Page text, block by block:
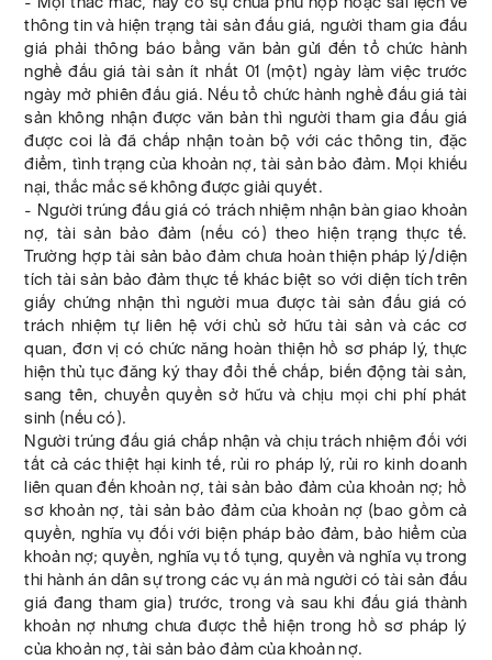
thông tin và hiện trạng tài sản đấu giá, người tham gia đấu
giá phải thông báo bằng văn bản gửi đến tổ chức hành
nghề đấu giá tài sản ít nhất 01 (một) ngày làm việc trước
ngày mở phiên đấu giá. Nếu tổ chức hành nghề đấu giá tài
sản không nhận được văn bản thì người tham gia đấu giá
được coi là đã chấp nhận toàn bộ với các thông tin, đặc
điểm, tình trạng của khoản nợ, tài sản bảo đảm. Mọi khiếu
nại, thắc mắc sẽ không được giải quyết.
- Người trúng đấu giá có trách nhiệm nhận bàn giao khoản
nợ, tài sản bảo đảm (nếu có) theo hiện trạng thực tế.
Trường hợp tài sản bảo đảm chưa hoàn thiện pháp lý/diện
tích tài sản bảo đảm thực tế khác biệt so với diện tích trên
giấy chứng nhận thì người mua được tài sản đấu giá có
trách nhiệm tự liên hệ với chủ sở hữu tài sản và các cơ
quan, đơn vị có chức năng hoàn thiện hồ sơ pháp lý, thực
hiện thủ tục đăng ký thay đổi thế chấp, biến động tài sản,
sang tên, chuyển quyền sở hữu và chịu mọi chi phí phát
sinh (nếu có).
Người trúng đấu giá chấp nhận và chịu trách nhiệm đối với
tất cả các thiệt hại kinh tế, rủi ro pháp lý, rủi ro kinh doanh
liên quan đến khoản nợ, tài sản bảo đảm của khoản nợ; hồ
sơ khoản nợ, tài sản bảo đảm của khoản nợ (bao gồm cả
quyền, nghĩa vụ đối với biện pháp bảo đảm, bảo hiểm của
khoản nợ; quyền, nghĩa vụ tố tụng, quyền và nghĩa vụ trong
thi hành án dân sự trong các vụ án mà người có tài sản đấu
giá đang tham gia) trước, trong và sau khi đấu giá thành
khoản nợ nhưng chưa được thể hiện trong hồ sơ pháp lý
của khoản nợ, tài sản bảo đảm của khoản nợ.